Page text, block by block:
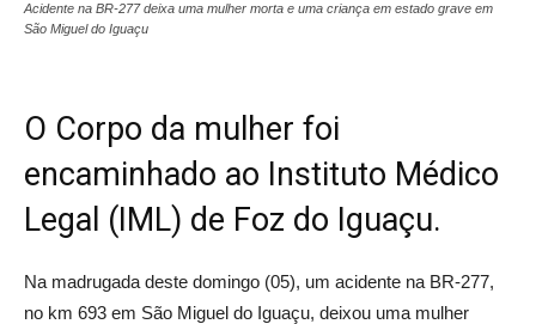
Acidente na BR-277 deixa uma mulher morta e uma criança em estado grave em
São Miguel do Iguaçu
O Corpo da mulher foi
encaminhado ao Instituto Médico
Legal (IML) de Foz do Iguaçu.
Na madrugada deste domingo (05), um acidente na BR-277,
no km 693 em São Miguel do Iguaçu, deixou uma mulher